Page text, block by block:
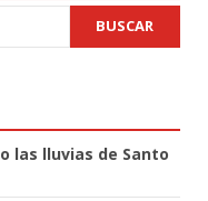
BUSCAR
las lluvias de Santo